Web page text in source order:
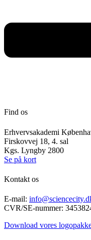
Find os
Erhvervsakademi
Firskovvej 18, 4. sal
Kgs. Lyngby 2800
Se på kort
Kontakt os
E-mail:
CVR/SE-nummer:
Download vores